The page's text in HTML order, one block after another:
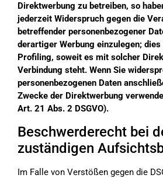
Direktwerbung zu betreiben, so
jederzeit Widerspruch gegen die
betreffender personenbezogener
derartiger Werbung einzulegen;
Profiling, soweit es mit solcher
Verbindung steht. Wenn Sie
personenbezogenen Daten
Zwecke der Direktwerbung
Art. 21 Abs. 2 DSGVO).
Beschwerderecht bei
zuständigen
Im Falle von Verstößen gegen die